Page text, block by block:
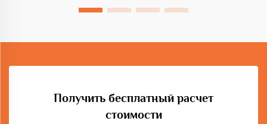
Получить бесплатный расчет
стоимости